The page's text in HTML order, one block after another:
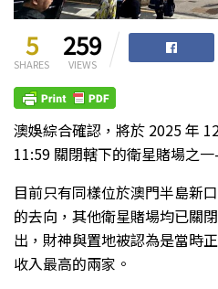
5
SHARES
259
VIEWS
澳娛綜合確認，將於 2025 年
11:59 關閉轄下的衛星賭場之
目前只有同樣位於澳門半島新
的去向，其他衛星賭場均已關
出，財神與置地被認為是當時
收入最高的兩家。